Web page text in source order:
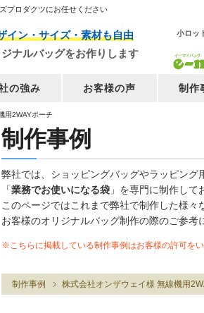
プロダクツにお任せください
イン・サイズ・素材も自由
ナルバッグをお作りします
小ロッ
の強み お客様の声 制作
用2WAYポーチ
制作事例
弊社では、ショッピングバッグやラッピン
「業務でお使いになる袋 」を専門に制作して
このページではこれまで弊社で制作した様々
お客様のオリジナルバッグ制作の際のご参考
※こちらに掲載している制作事例はお客様の許可をい
制作事例 株式会社オンザウェイ様 無線機用